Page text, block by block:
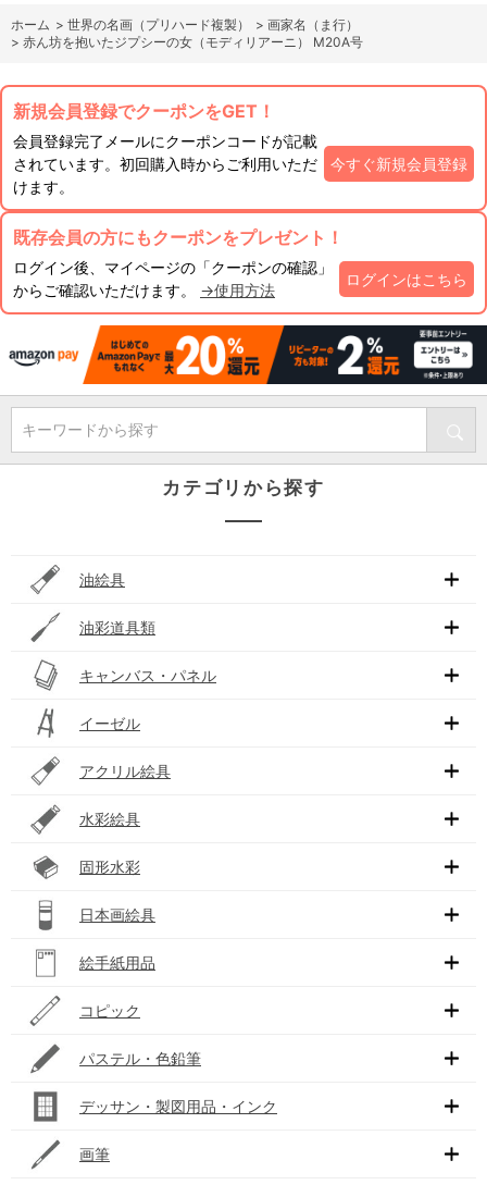
ホーム > 世界の名画（プリハード複製） > 画家名（ま行）
> 赤ん坊を抱いたジプシーの女（モディリアーニ） M20A号
新規会員登録でクーポンをGET！
会員登録完了メールにクーポンコードが記載
されています。初回購入時からご利用いただ
けます。
今すぐ新規会員登録
既存会員の方にもクーポンをプレゼント！
ログイン後、マイページの「クーポンの確認」
からご確認いただけます。 →使用方法
ログインはこちら
キーワードから探す
カテゴリから探す
油絵具
油彩道具類
キャンバス・パネル
イーゼル
アクリル絵具
水彩絵具
固形水彩
日本画絵具
絵手紙用品
コピック
パステル・色鉛筆
デッサン・製図用品・インク
画筆